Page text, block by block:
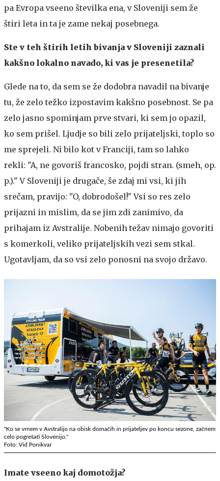
pa Evropa vseeno številka ena, v Sloveniji sem že
štiri leta in ta je zame nekaj posebnega.
Ste v teh štirih letih bivanja v Sloveniji zaznali
kakšno lokalno navado, ki vas je presenetila?
Glede na to, da sem se že dodobra navadil na bivanje
tu, že zelo težko izpostavim kakšno posebnost. Se pa
zelo jasno spominjam prve stvari, ki sem jo opazil,
ko sem prišel. Ljudje so bili zelo prijateljski, toplo so
me sprejeli. Ni bilo kot v Franciji, tam so lahko
rekli: "A, ne govoriš francosko, pojdi stran. (smeh, op.
p.)." V Sloveniji je drugače, še zdaj mi vsi, ki jih
srečam, pravijo: "O, dobrodošel!" Vsi so res zelo
prijazni in mislim, da se jim zdi zanimivo, da
prihajam iz Avstralije. Nobenih težav nimajo govoriti
s komerkoli, veliko prijateljskih vezi sem stkal.
Ugotavljam, da so vsi zelo ponosni na svojo državo.
"Ko se vrnem v Avstralijo na obisk domačih in prijateljev po koncu sezone, začnem
celo pogrešati Slovenijo."
Foto: Vid Ponikvar
Imate vseeno kaj domotožja?